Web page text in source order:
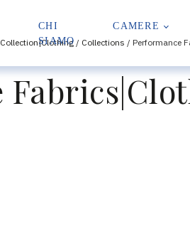
CHI
SIAMO
CAMERE
/ Collections / Performance